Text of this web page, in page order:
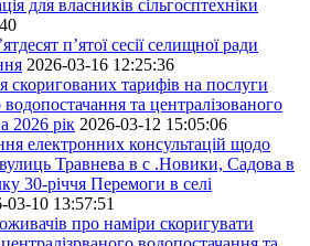
для власників сільгосптехніки
п’ятої сесії селищної ради
2026-03-16 12:25:36
скоригованих тарифів на послуги
водопостачання та централізованого
2026 рік 2026-03-12 15:05:06
електронних консультацій щодо
Травнева в с .Новики, Садова в
30-річчя Перемоги в селі
03-10 13:57:51
про наміри скоригувати